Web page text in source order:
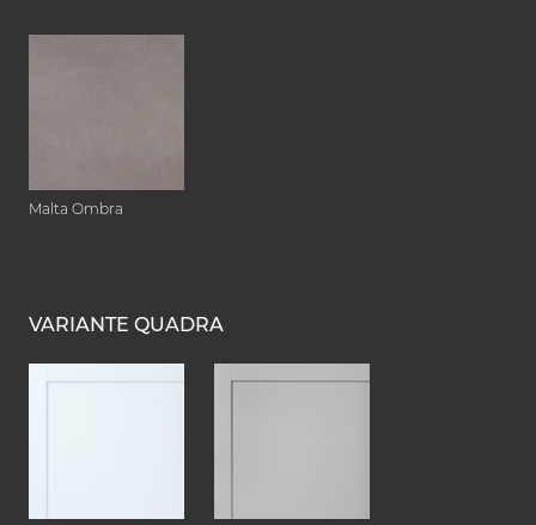
Malta Ombra
VARIANTE QUADRA